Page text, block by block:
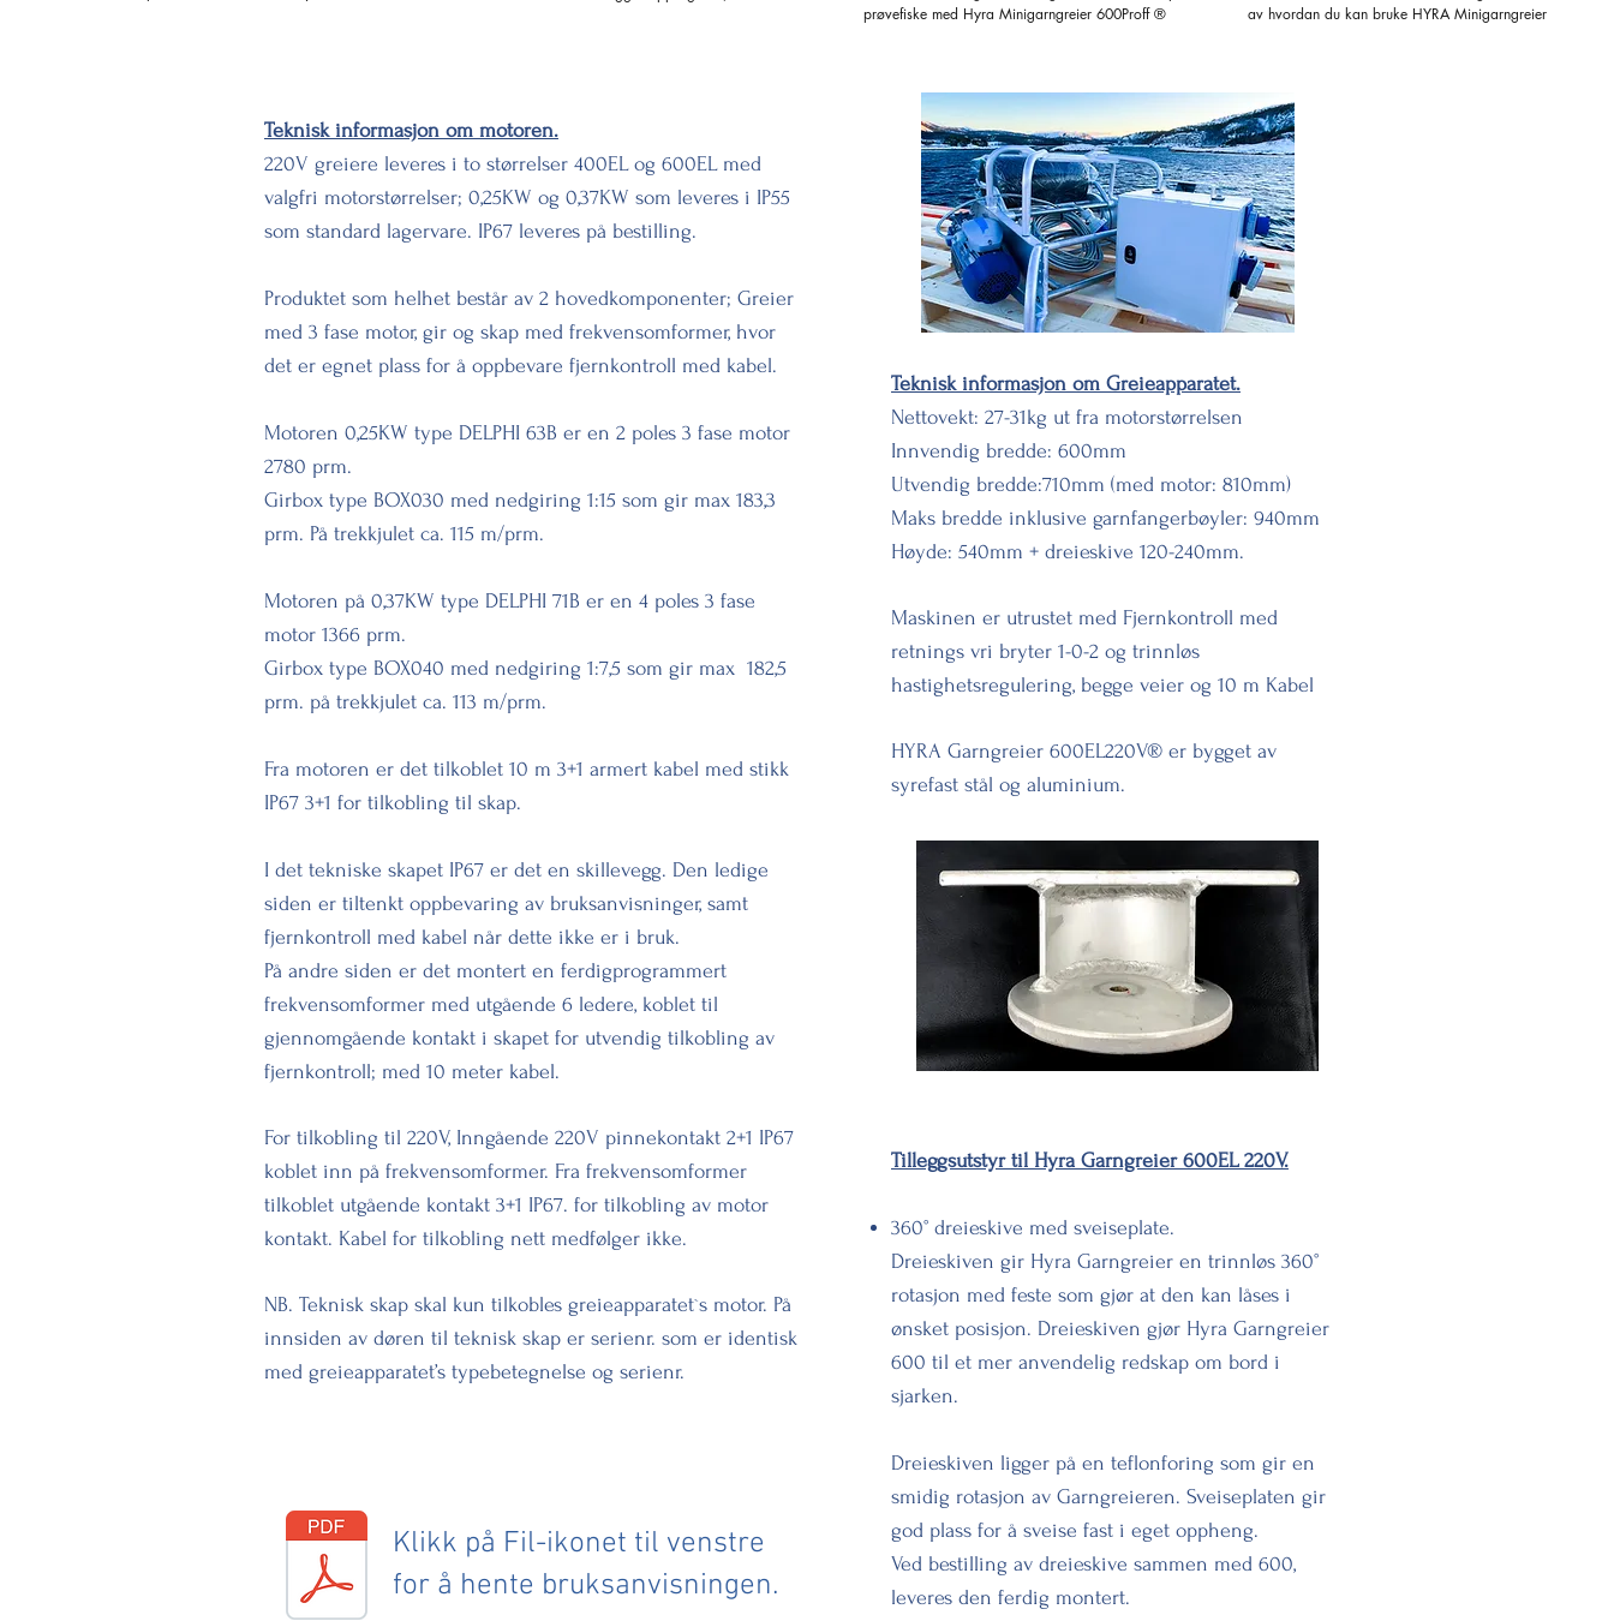
prøvefiske med Hyra Minigarngreier 600Proff ®
av hvordan du kan bruke HYRA Minigarngreier når
Teknisk informasjon om motoren.
220V greiere leveres i to størrelser 400EL og 600EL med
valgfri motorstørrelser; 0,25KW og 0,37KW som leveres i IP55
som standard lagervare. IP67 leveres på bestilling.
Produktet som helhet består av 2 hovedkomponenter; Greier
med 3 fase motor, gir og skap med frekvensomformer, hvor
det er egnet plass for å oppbevare fjernkontroll med kabel.
Motoren 0,25KW type DELPHI 63B er en 2 poles 3 fase motor
2780 prm.
Girbox type BOX030 med nedgiring 1:15 som gir max 183,3
prm. På trekkjulet ca. 115 m/prm.
Motoren på 0,37KW type DELPHI 71B er en 4 poles 3 fase
motor 1366 prm.
Girbox type BOX040 med nedgiring 1:7,5 som gir max 182,5
prm. på trekkjulet ca. 113 m/prm.
Fra motoren er det tilkoblet 10 m 3+1 armert kabel med stikk
IP67 3+1 for tilkobling til skap.
I det tekniske skapet IP67 er det en skillevegg. Den ledige
siden er tiltenkt oppbevaring av bruksanvisninger, samt
fjernkontroll med kabel når dette ikke er i bruk.
På andre siden er det montert en ferdigprogrammert
frekvensomformer med utgående 6 ledere, koblet til
gjennomgående kontakt i skapet for utvendig tilkobling av
fjernkontroll; med 10 meter kabel.
For tilkobling til 220V, Inngående 220V pinnekontakt 2+1 IP67
koblet inn på frekvensomformer. Fra frekvensomformer
tilkoblet utgående kontakt 3+1 IP67. for tilkobling av motor
kontakt. Kabel for tilkobling nett medfølger ikke.
NB. Teknisk skap skal kun tilkobles greieapparatet`s motor. På
innsiden av døren til teknisk skap er serienr. som er identisk
med greieapparatet’s typebetegnelse og serienr.
Klikk på Fil-ikonet til venstre
for å hente bruksanvisningen.
Teknisk informasjon om Greieapparatet.
Nettovekt: 27-31kg ut fra motorstørrelsen
Innvendig bredde: 600mm
Utvendig bredde:710mm (med motor: 810mm)
Maks bredde inklusive garnfangerbøyler: 940mm
Høyde: 540mm + dreieskive 120-240mm.
Maskinen er utrustet med Fjernkontroll med
retnings vri bryter 1-0-2 og trinnløs
hastighetsregulering, begge veier og 10 m Kabel
HYRA Garngreier 600EL220V® er bygget av
syrefast stål og aluminium.
Tilleggsutstyr til Hyra Garngreier 600EL 220V.
360° dreieskive med sveiseplate.
Dreieskiven gir Hyra Garngreier en trinnløs 360°
rotasjon med feste som gjør at den kan låses i
ønsket posisjon. Dreieskiven gjør Hyra Garngreier
600 til et mer anvendelig redskap om bord i
sjarken.
Dreieskiven ligger på en teflonforing som gir en
smidig rotasjon av Garngreieren. Sveiseplaten gir
god plass for å sveise fast i eget oppheng.
Ved bestilling av dreieskive sammen med 600,
leveres den ferdig montert.